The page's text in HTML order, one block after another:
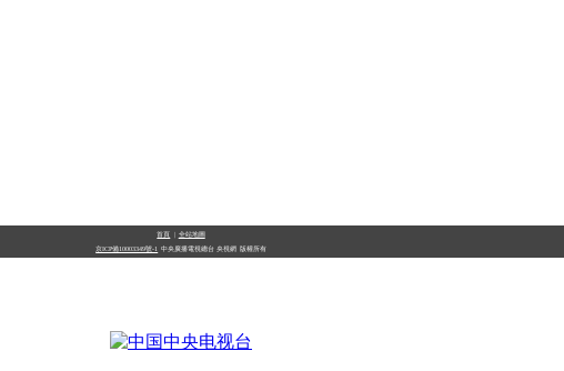
首頁 全站地圖
京ICP備10003349號-1 中央廣播電視總台 央視網 版權所有